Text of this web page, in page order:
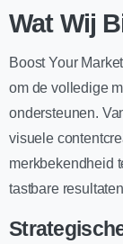
Wat Wij
Boost Your
om de volledige
ondersteunen.
visuele
merkbekendheid
tastbare